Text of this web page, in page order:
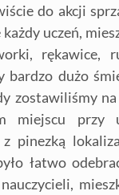
do akcji
każdy uczeń,
rękawice,
bardzo dużo
zostawiliśmy
miejscu
z pinezką
łatwo